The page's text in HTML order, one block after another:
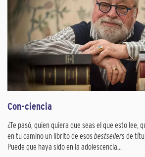
Con-ciencia
¿Te pasó, quien quiera que seas el que esto lee,
en tu camino un librito de esosbestsellers de
Puede que haya sido en la adolescencia...